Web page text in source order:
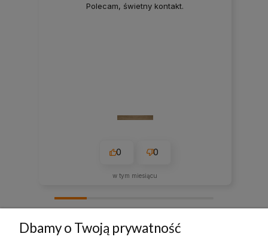
Polecam, świetny kontakt.
0 0
w tym miesiącu
Dbamy o Twoją prywatność